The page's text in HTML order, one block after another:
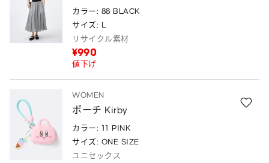
カラー: 88 BLACK
サイズ: L
リサイクル素材
¥990
値下げ
WOMEN
ポーチ Kirby
カラー: 11 PINK
サイズ: ONE SIZE
ユニセックス